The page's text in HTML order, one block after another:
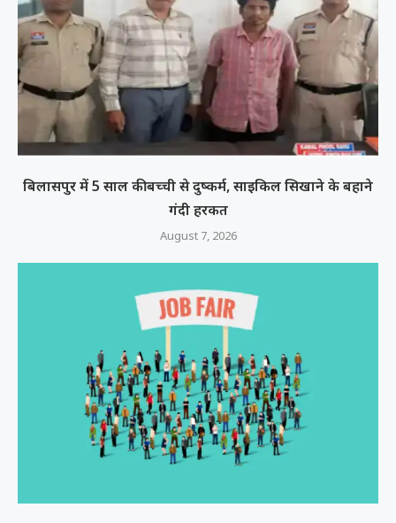
बिलासपुर में 5 साल की बच्ची से दुष्कर्म, साइकिल सिखाने के बहाने
गंदी हरकत
August 7, 2026